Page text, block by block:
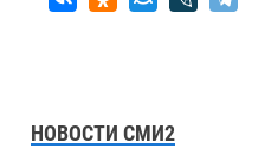
НОВОСТИ СМИ2